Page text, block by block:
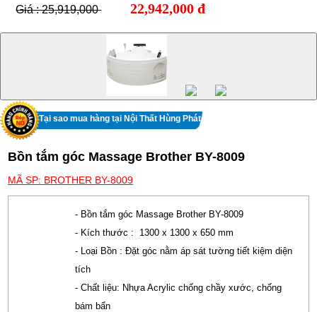
Giá : 25,919,000 22,942,000 đ
Tại sao mua hàng tại Nội Thất Hùng Phát
Bồn tắm góc Massage Brother BY-8009
MÃ SP: BROTHER BY-8009
- Bồn tắm góc Massage Brother BY-8009
- Kích thước : 1300 x 1300 x 650 mm
- Loại Bồn : Đặt góc nằm áp sát tường tiết kiệm diện
tích
- Chất liệu: Nhựa Acrylic chống chầy xước, chống
bám bẩn